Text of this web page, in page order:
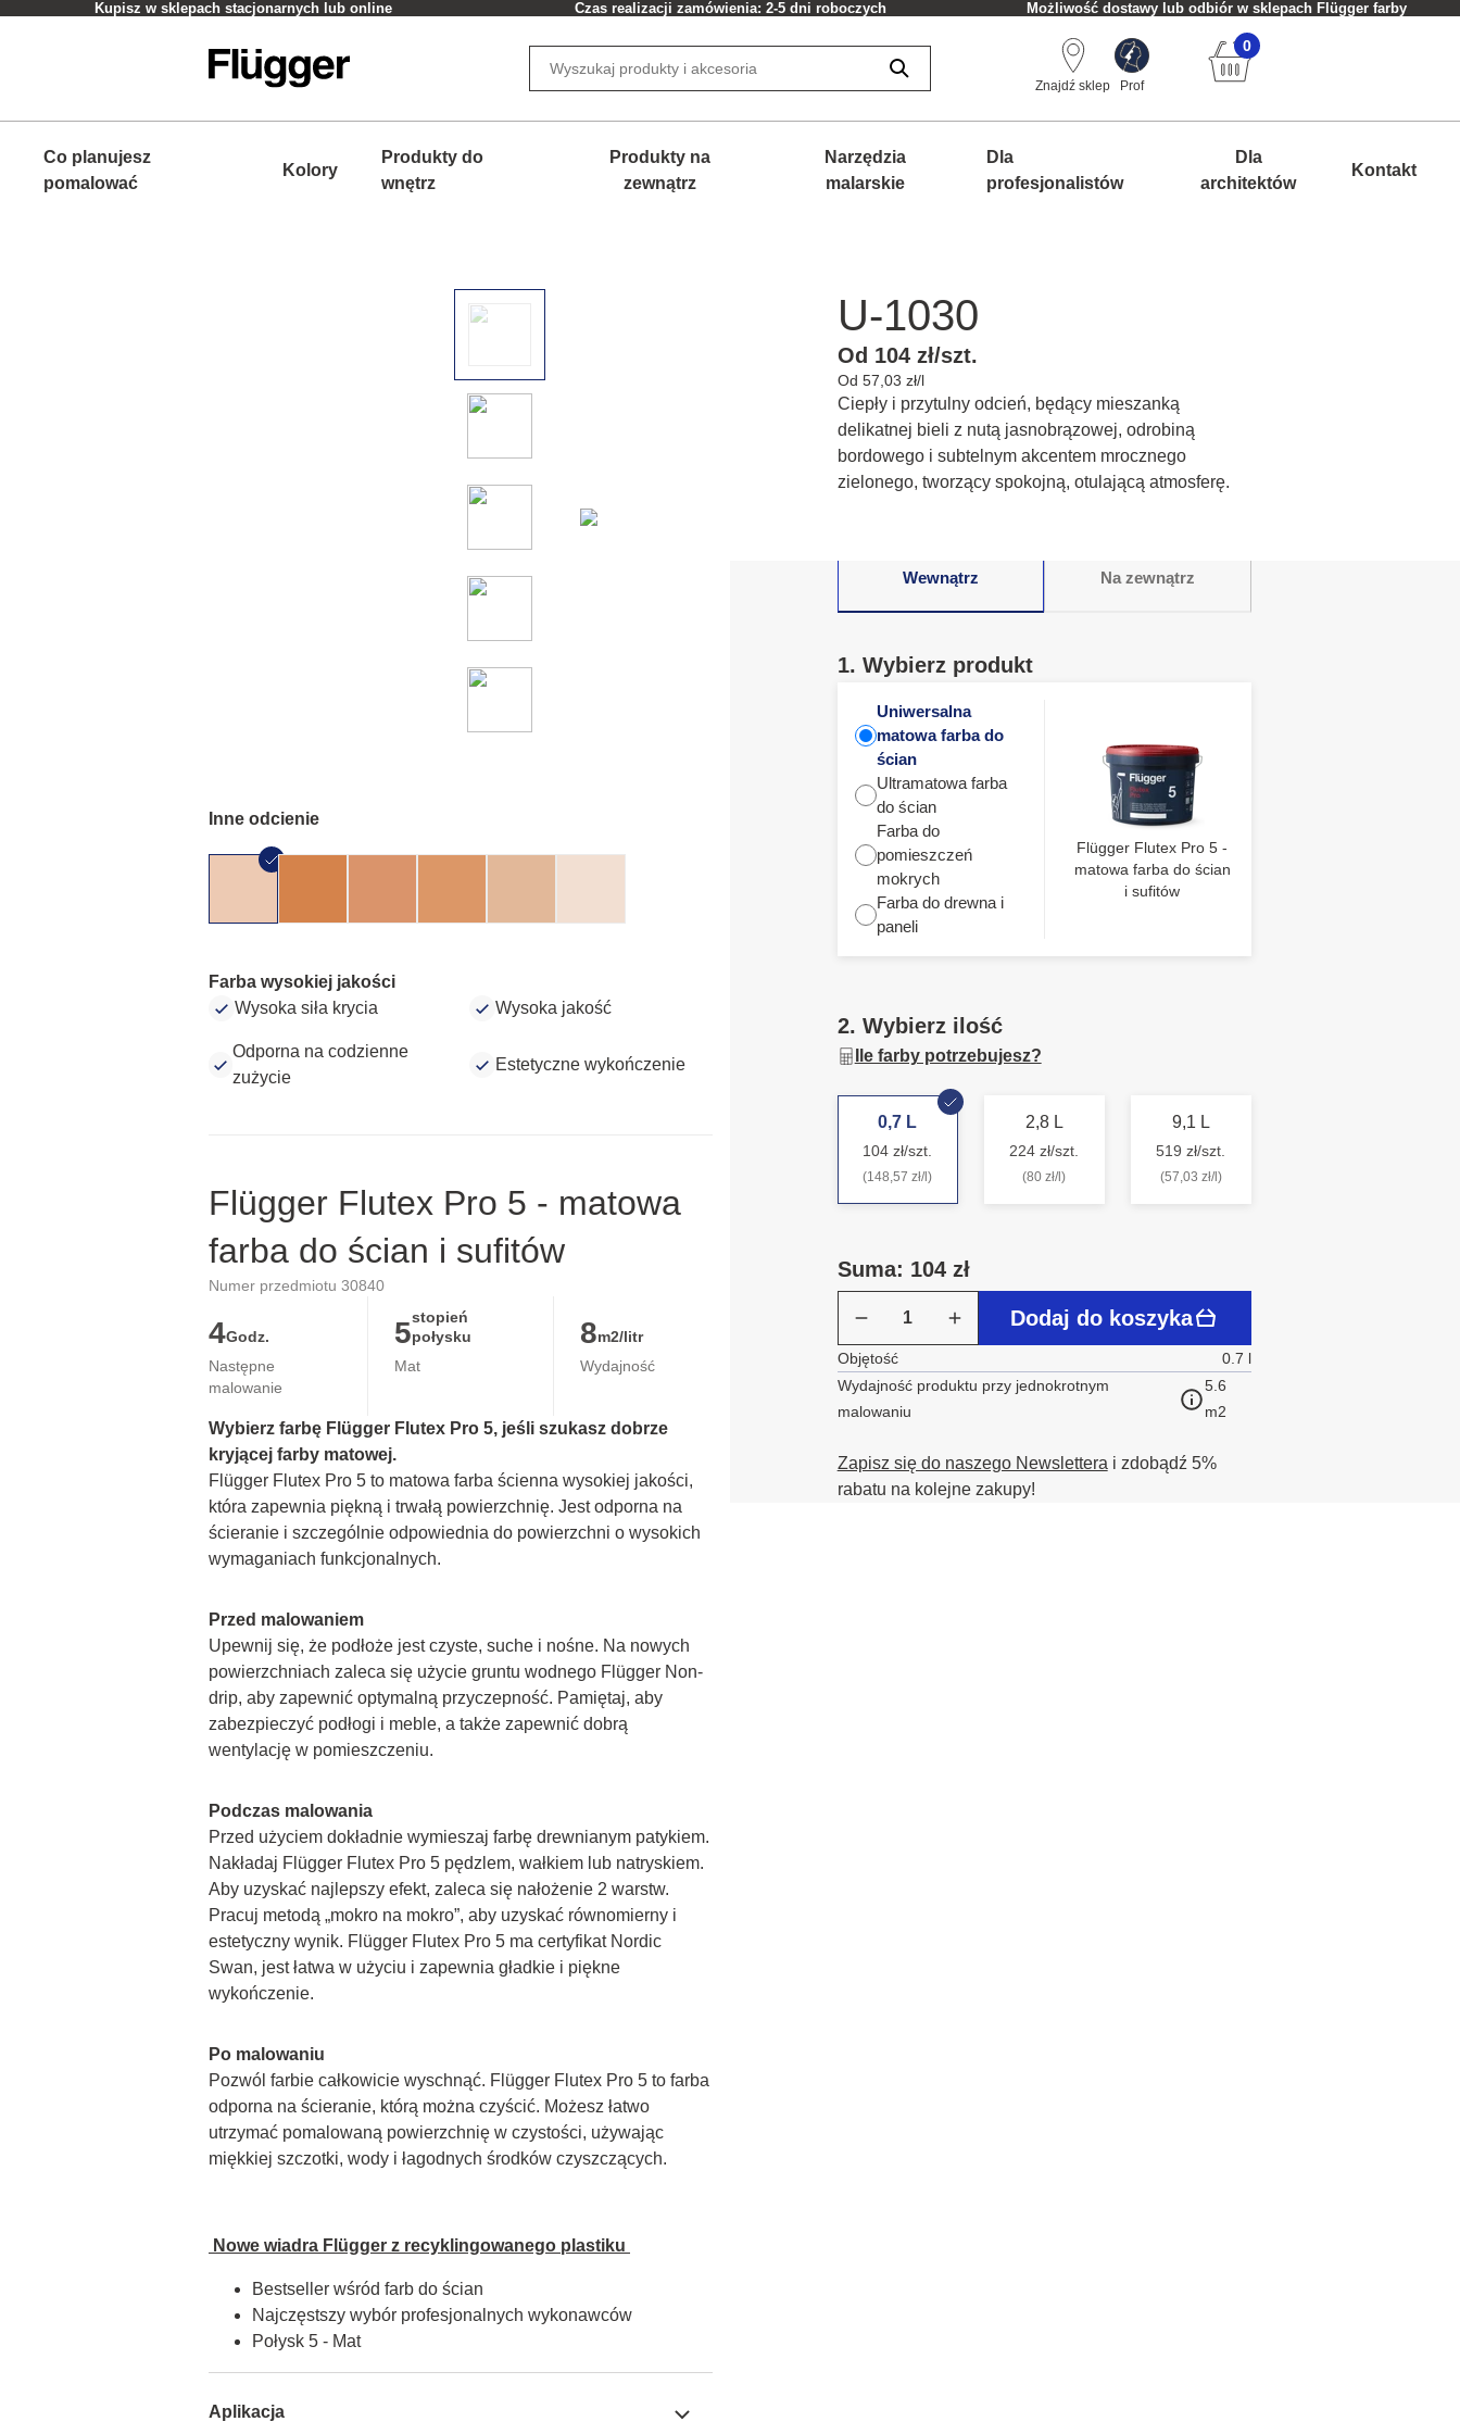
Kupisz w sklepach stacjonarnych lub online Czas realizacji zamówienia: 2-5 dni roboczych Możliwość dostawy lub odbiór w sklepach Flügger farby
Znajdź sklep Prof
0
Co planujesz
pomalować
Kolory
Produkty do
wnętrz
Produkty na
zewnątrz
Narzędzia
malarskie
Dla
profesjonalistów
Dla
architektów
Kontakt
Inne odcienie
Farba wysokiej jakości
Wysoka siła krycia
Wysoka jakość
Odporna na codzienne
zużycie
Estetyczne wykończenie
Flügger Flutex Pro 5 - matowa
farba do ścian i sufitów
Numer przedmiotu 30840
4Godz.
Następne
malowanie
5stopień
połysku
Mat
8m2/litr
Wydajność
Wybierz farbę Flügger Flutex Pro 5, jeśli szukasz dobrze
kryjącej farby matowej.
Flügger Flutex Pro 5 to matowa farba ścienna wysokiej jakości,
która zapewnia piękną i trwałą powierzchnię. Jest odporna na
ścieranie i szczególnie odpowiednia do powierzchni o wysokich
wymaganiach funkcjonalnych.
Przed malowaniem
Upewnij się, że podłoże jest czyste, suche i nośne. Na nowych
powierzchniach zaleca się użycie gruntu wodnego Flügger Non-
drip, aby zapewnić optymalną przyczepność. Pamiętaj, aby
zabezpieczyć podłogi i meble, a także zapewnić dobrą
wentylację w pomieszczeniu.
Podczas malowania
Przed użyciem dokładnie wymieszaj farbę drewnianym patykiem.
Nakładaj Flügger Flutex Pro 5 pędzlem, wałkiem lub natryskiem.
Aby uzyskać najlepszy efekt, zaleca się nałożenie 2 warstw.
Pracuj metodą „mokro na mokro”, aby uzyskać równomierny i
estetyczny wynik. Flügger Flutex Pro 5 ma certyfikat Nordic
Swan, jest łatwa w użyciu i zapewnia gładkie i piękne
wykończenie.
Po malowaniu
Pozwól farbie całkowicie wyschnąć. Flügger Flutex Pro 5 to farba
odporna na ścieranie, którą można czyścić. Możesz łatwo
utrzymać pomalowaną powierzchnię w czystości, używając
miękkiej szczotki, wody i łagodnych środków czyszczących.
Nowe wiadra Flügger z recyklingowanego plastiku
Bestseller wśród farb do ścian
Najczęstszy wybór profesjonalnych wykonawców
Połysk 5 - Mat
Aplikacja
U-1030
Od 104 zł/szt.
Od 57,03 zł/l
Ciepły i przytulny odcień, będący mieszanką
delikatnej bieli z nutą jasnobrązowej, odrobiną
bordowego i subtelnym akcentem mrocznego
zielonego, tworzący spokojną, otulającą atmosferę.
Wewnątrz Na zewnątrz
1. Wybierz produkt
Uniwersalna
matowa farba do
ścian
Ultramatowa farba
do ścian
Farba do
pomieszczeń
mokrych
Farba do drewna i
paneli
Flügger Flutex Pro 5 -
matowa farba do ścian
i sufitów
2. Wybierz ilość
Ile farby potrzebujesz?
0,7 L
104 zł/szt.
(148,57 zł/l)
2,8 L
224 zł/szt.
(80 zł/l)
9,1 L
519 zł/szt.
(57,03 zł/l)
Suma: 104 zł
Dodaj do koszyka
Objętość
0.7 l
Wydajność produktu przy jednokrotnym
malowaniu
5.6
m2
Zapisz się do naszego Newslettera i zdobądź 5%
rabatu na kolejne zakupy!